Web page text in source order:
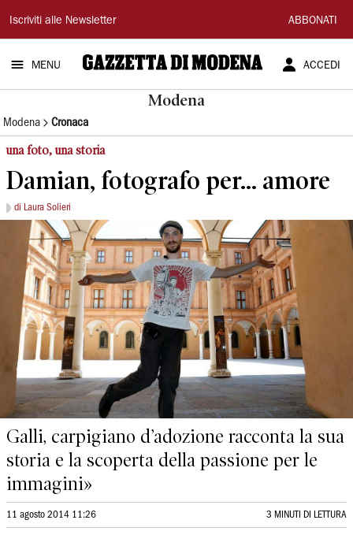
Gazzetta
di
Modena
Iscriviti alle Newsletter ABBONATI
MENU ACCEDI
Modena
Modena Cronaca
una foto, una storia
Damian, fotografo per... amore
di Laura Solieri
Galli, carpigiano d’adozione racconta la sua
storia e la scoperta della passione per le
immagini»
11 agosto 2014 11:26 3 MINUTI DI LETTURA